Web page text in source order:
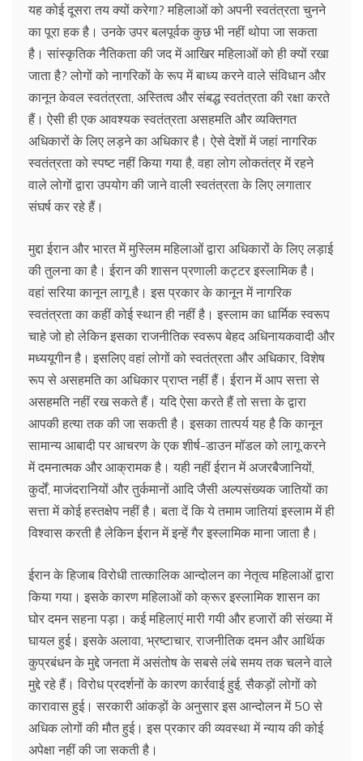
यह कोई दूसरा तय क्यों करेगा? महिलाओं को अपनी स्वतंत्रता चुनने
का पूरा हक है। उनके उपर बलपूर्वक कुछ भी नहीं थोपा जा सकता
है। सांस्कृतिक नैतिकता की जद में आखिर महिलाओं को ही क्यों रखा
जाता है? लोगों को नागरिकों के रूप में बाध्य करने वाले संविधान और
कानून केवल स्वतंत्रता, अस्तित्व और संबद्ध स्वतंत्रता की रक्षा करते
हैं। ऐसी ही एक आवश्यक स्वतंत्रता असहमति और व्यक्तिगत
अधिकारों के लिए लड़ने का अधिकार है। ऐसे देशों में जहां नागरिक
स्वतंत्रता को स्पष्ट नहीं किया गया है, वहा लोग लोकतंत्र में रहने
वाले लोगों द्वारा उपयोग की जाने वाली स्वतंत्रता के लिए लगातार
संघर्ष कर रहे हैं।
मुद्दा ईरान और भारत में मुस्लिम महिलाओं द्वारा अधिकारों के लिए लड़ाई
की तुलना का है। ईरान की शासन प्रणाली कट्टर इस्लामिक है।
वहां सरिया कानून लागू है। इस प्रकार के कानून में नागरिक
स्वतंत्रता का कहीं कोई स्थान ही नहीं है। इस्लाम का धार्मिक स्वरूप
चाहे जो हो लेकिन इसका राजनीतिक स्वरूप बेहद अधिनायकवादी और
मध्ययूगीन है। इसलिए वहां लोगों को स्वतंत्रता और अधिकार, विशेष
रूप से असहमति का अधिकार प्राप्त नहीं हैं। ईरान में आप सत्ता से
असहमति नहीं रख सकते हैं। यदि ऐसा करते हैं तो सत्ता के द्वारा
आपकी हत्या तक की जा सकती है। इसका तात्पर्य यह है कि कानून
सामान्य आबादी पर आचरण के एक शीर्ष-डाउन मॉडल को लागू करने
में दमनात्मक और आक्रामक है। यही नहीं ईरान में अजरबैजानियों,
कुर्दों, माजंदरानियों और तुर्कमानों आदि जैसी अल्पसंख्यक जातियों का
सत्ता में कोई हस्तक्षेप नहीं है। बता दें कि ये तमाम जातियां इस्लाम में ही
विश्वास करती है लेकिन ईरान में इन्हें गैर इस्लामिक माना जाता है।
ईरान के हिजाब विरोधी तात्कालिक आन्दोलन का नेतृत्व महिलाओं द्वारा
किया गया। इसके कारण महिलाओं को क्रूर इस्लामिक शासन का
घोर दमन सहना पड़ा। कई महिलाएं मारी गयी और हजारों की संख्या में
घायल हुई। इसके अलावा, भ्रष्टाचार, राजनीतिक दमन और आर्थिक
कुप्रबंधन के मुद्दे जनता में असंतोष के सबसे लंबे समय तक चलने वाले
मुद्दे रहे हैं। विरोध प्रदर्शनों के कारण कार्रवाई हुई, सैकड़ों लोगों को
कारावास हुई। सरकारी आंकड़ों के अनुसार इस आन्दोलन में 50 से
अधिक लोगों की मौत हुई। इस प्रकार की व्यवस्था में न्याय की कोई
अपेक्षा नहीं की जा सकती है।